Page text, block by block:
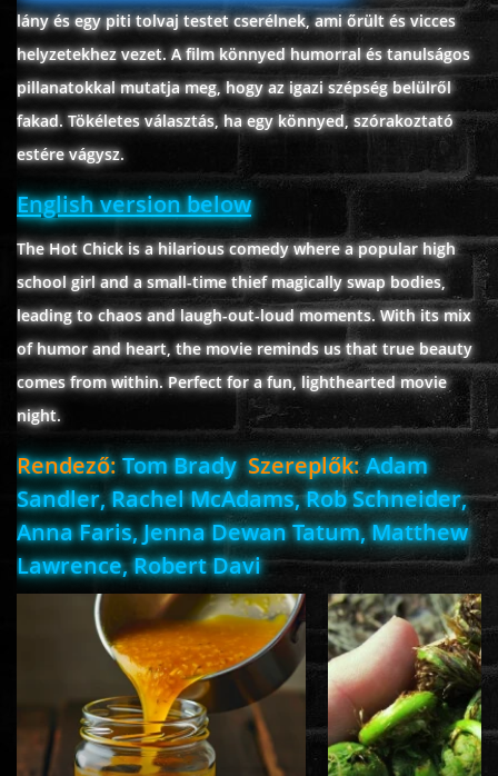
PC-GAME
www.onlinefilmvilag2.eu,Copyright © 2017-2026 Az oldal nem tárol
semmilyen jogsértő tartalmat. Minden adat külső forrásból származik |
Frissítve: 2026.07.27
lány és egy piti tolvaj testet cserélnek, ami őrült és vicces
helyzetekhez vezet. A film könnyed humorral és tanulságos
pillanatokkal mutatja meg, hogy az igazi szépség belülről
fakad. Tökéletes választás, ha egy könnyed, szórakoztató
estére vágysz.
English version below
The Hot Chick is a hilarious comedy where a popular high
school girl and a small-time thief magically swap bodies,
leading to chaos and laugh-out-loud moments. With its mix
of humor and heart, the movie reminds us that true beauty
comes from within. Perfect for a fun, lighthearted movie
night.
Rendező:Tom BradySzereplők:Adam
Sandler, Rachel McAdams, Rob Schneider,
Anna Faris, Jenna Dewan Tatum, Matthew
Lawrence, Robert Davi